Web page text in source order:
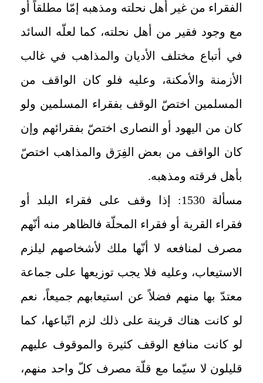
الفقراء من غير أهل نحلته ومذهبه إمّا مطلقاً أو
مع وجود فقير من أهل نحلته، كما لعلّه السائد
في أتباع مختلف الأديان والمذاهب في غالب
الأزمنة والأمكنة، وعليه فلو كان الواقف من
المسلمين اختصّ الوقف بفقراء المسلمين ولو
كان من اليهود أو النصارى اختصّ بفقرائهم وإن
كان الواقف من بعض الفِرَق والمذاهب اختصّ
بأهل فرقته ومذهبه.
مسألة 1530
:
إذا وقف على فقراء البلد أو
فقراء القرية أو فقراء المحلّة فالظاهر منه أنّهم
مصرف لمنافعه لا أنّها ملك لأشخاصهم ليلزم
الاستيعاب، وعليه فلا يجب توزيعها على جماعة
معتدّ بها منهم فضلاً عن استيعابهم جميعاً، نعم
لو كانت هناك قرينة على ذلك لزم اتّباعها، كما
لو كانت منافع الوقف كثيرة والموقوف عليهم
قليلون لا سيّما مع قلّة مصرف كلّ واحد منهم،